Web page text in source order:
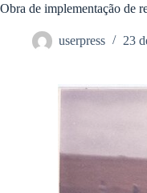
Obra de implementação de
userpress 23